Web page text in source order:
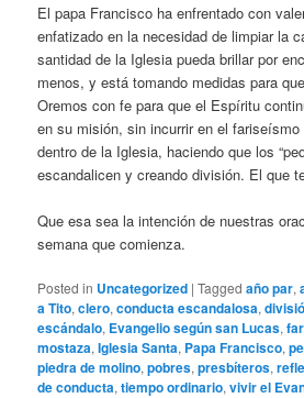
El papa Francisco ha enfrentado con
enfatizado en la necesidad de limpiar la
santidad de la Iglesia pueda brillar por
menos, y está tomando medidas para
Oremos con fe para que el Espíritu
en su misión, sin incurrir en el
dentro de la Iglesia, haciendo que los
escandalicen y creando división. El que
Que esa sea la intención de nuestras
semana que comienza.
Posted in Uncategorized |Tagged año par,
a Tito,clero,conducta escandalosa,
escándalo, Evangelio según san Lucas,
mostaza,Iglesia Santa, Papa Francisco,
piedra de molino,pobres,presbíteros,
de conducta,tiempo ordinario,vivir el